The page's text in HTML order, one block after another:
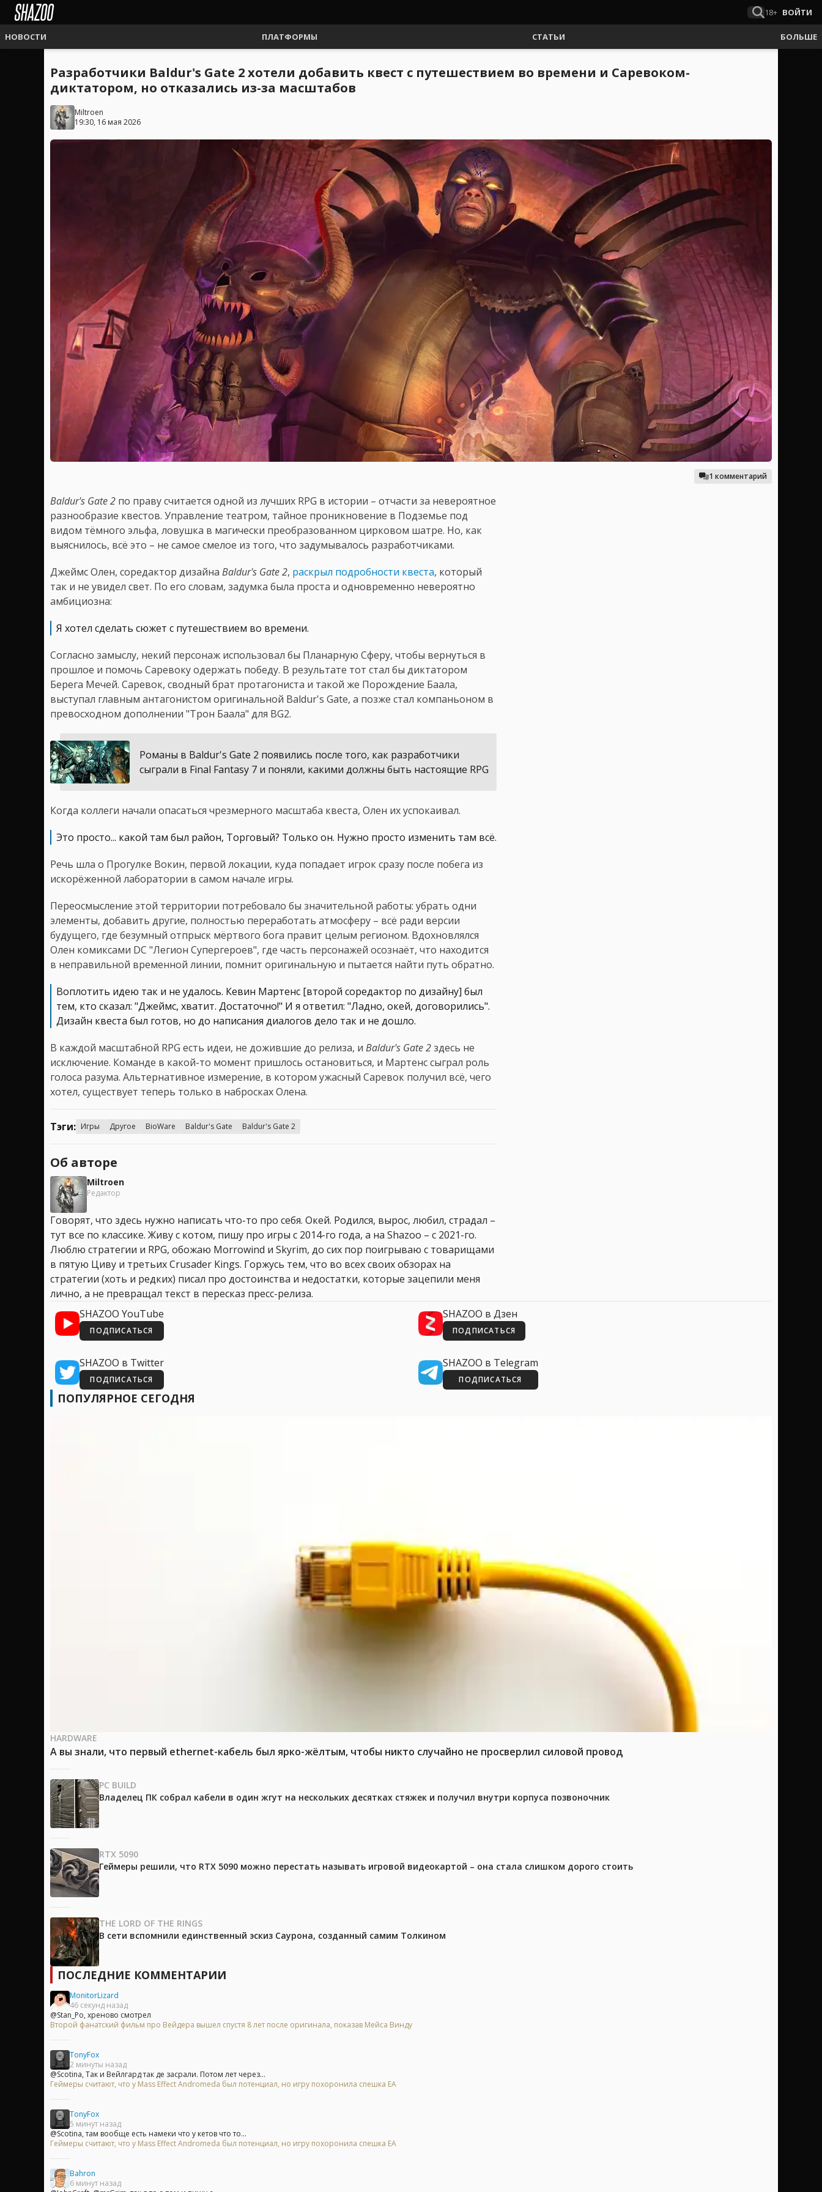
18+ ВОЙТИ
НОВОСТИ ПЛАТФОРМЫ СТАТЬИ БОЛЬШЕ
Разработчики Baldur's Gate 2 хотели добавить квест с путешествием во времени и Саревоком-
диктатором, но отказались из-за масштабов
Miltroen
19:30, 16 мая 2026
1 комментарий
Baldur's Gate 2 по праву считается одной из лучших RPG в истории – отчасти за невероятное
разнообразие квестов. Управление театром, тайное проникновение в Подземье под
видом тёмного эльфа, ловушка в магически преобразованном цирковом шатре. Но, как
выяснилось, всё это – не самое смелое из того, что задумывалось разработчиками.
Джеймс Олен, соредактор дизайна Baldur's Gate 2, раскрыл подробности квеста, который
так и не увидел свет. По его словам, задумка была проста и одновременно невероятно
амбициозна:
Я хотел сделать сюжет с путешествием во времени.
Согласно замыслу, некий персонаж использовал бы Планарную Сферу, чтобы вернуться в
прошлое и помочь Саревоку одержать победу. В результате тот стал бы диктатором
Берега Мечей. Саревок, сводный брат протагониста и такой же Порождение Баала,
выступал главным антагонистом оригинальной Baldur's Gate, а позже стал компаньоном в
превосходном дополнении "Трон Баала" для BG2.
Романы в Baldur's Gate 2 появились после того, как разработчики
сыграли в Final Fantasy 7 и поняли, какими должны быть настоящие RPG
Когда коллеги начали опасаться чрезмерного масштаба квеста, Олен их успокаивал.
Это просто... какой там был район, Торговый? Только он. Нужно просто изменить там всё.
Речь шла о Прогулке Вокин, первой локации, куда попадает игрок сразу после побега из
искорёженной лаборатории в самом начале игры.
Переосмысление этой территории потребовало бы значительной работы: убрать одни
элементы, добавить другие, полностью переработать атмосферу – всё ради версии
будущего, где безумный отпрыск мёртвого бога правит целым регионом. Вдохновлялся
Олен комиксами DC "Легион Супергероев", где часть персонажей осознаёт, что находится
в неправильной временной линии, помнит оригинальную и пытается найти путь обратно.
Воплотить идею так и не удалось. Кевин Мартенс [второй соредактор по дизайну] был
тем, кто сказал: "Джеймс, хватит. Достаточно!" И я ответил: "Ладно, окей, договорились".
Дизайн квеста был готов, но до написания диалогов дело так и не дошло.
В каждой масштабной RPG есть идеи, не дожившие до релиза, и Baldur's Gate 2здесь не
исключение. Команде в какой-то момент пришлось остановиться, и Мартенс сыграл роль
голоса разума. Альтернативное измерение, в котором ужасный Саревок получил всё, чего
хотел, существует теперь только в набросках Олена.
Тэги: Игры Другое BioWare Baldur's Gate Baldur's Gate 2
Об авторе
Miltroen
Редактор
Говорят, что здесь нужно написать что-то про себя. Окей. Родился, вырос, любил, страдал –
тут все по классике. Живу с котом, пишу про игры с 2014-го года, а на Shazoo – с 2021-го.
Люблю стратегии и RPG, обожаю Morrowind и Skyrim, до сих пор поигрываю с товарищами
в пятую Циву и третьих Crusader Kings. Горжусь тем, что во всех своих обзорах на
стратегии (хоть и редких) писал про достоинства и недостатки, которые зацепили меня
лично, а не превращал текст в пересказ пресс-релиза.
SHAZOO YouTube
ПОДПИСАТЬСЯ
SHAZOO в Дзен
ПОДПИСАТЬСЯ
SHAZOO в Twitter
ПОДПИСАТЬСЯ
SHAZOO в Telegram
ПОДПИСАТЬСЯ
ПОПУЛЯРНОЕ СЕГОДНЯ
HARDWARE
А вы знали, что первый ethernet-кабель был ярко-жёлтым, чтобы никто случайно не просверлил силовой провод
PC BUILD
Владелец ПК собрал кабели в один жгут на нескольких десятках стяжек и получил внутри корпуса позвоночник
RTX 5090
Геймеры решили, что RTX 5090 можно перестать называть игровой видеокартой – она стала слишком дорого стоить
THE LORD OF THE RINGS
В сети вспомнили единственный эскиз Саурона, созданный самим Толкином
ПОСЛЕДНИЕ КОММЕНТАРИИ
MonitorLizard
46 секунд назад
@Stan_Po, хреново смотрел
Второй фанатский фильм про Вейдера вышел спустя 8 лет после оригинала, показав Мейса Винду
TonyFox
2 минуты назад
@Scotina, Так и Вейлгард так де засрали. Потом лет через...
Геймеры считают, что у Mass Effect Andromeda был потенциал, но игру похоронила спешка EA
TonyFox
5 минут назад
@Scotina, там вообще есть намеки что у кетов что то...
Геймеры считают, что у Mass Effect Andromeda был потенциал, но игру похоронила спешка EA
Bahron
6 минут назад